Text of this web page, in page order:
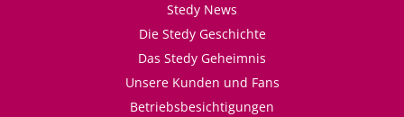
Stedy News
Die Stedy Geschichte
Das Stedy Geheimnis
Unsere Kunden und Fans
Betriebsbesichtigungen